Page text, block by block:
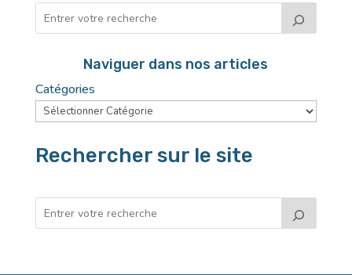
Naviguer dans nos articles
Catégories
Rechercher sur le site